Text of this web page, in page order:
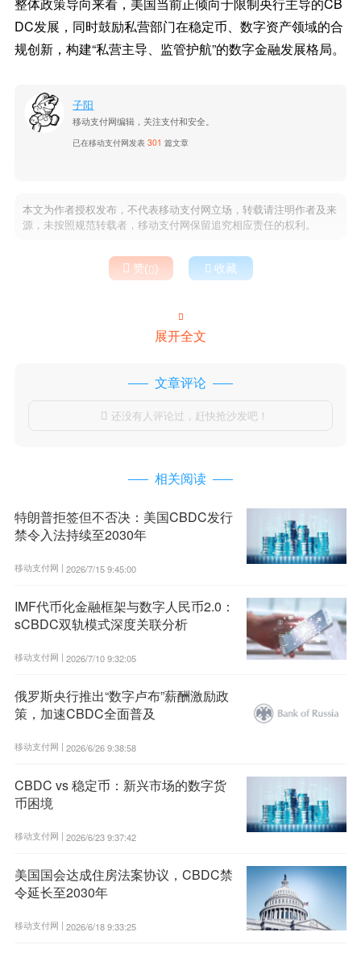
DC发展，同时鼓励私营部门在稳定币、数字资产领域的合
规创新，构建“私营主导、监管护航”的数字金融发展格局。
子阳
移动支付网编辑，关注支付和安全。
已在移动支付网发表301 篇文章
本文为作者授权发布，不代表移动支付网立场，转载请注明作者及来
源，未按照规范转载者，移动支付网保留追究相应责任的权利。
 赞()  收藏

展开全文
文章评论
 还没有人评论过，赶快抢沙发吧！
相关阅读
特朗普拒签但不否决：美国CBDC发行
禁令入法持续至2030年
移动支付网 | 2026/7/15 9:45:00
IMF代币化金融框架与数字人民币2.0：
sCBDC双轨模式深度关联分析
移动支付网 | 2026/7/10 9:32:05
俄罗斯央行推出“数字卢布”薪酬激励政
策，加速CBDC全面普及
移动支付网 | 2026/6/26 9:38:58
CBDC vs 稳定币：新兴市场的数字货
币困境
移动支付网 | 2026/6/23 9:37:42
美国国会达成住房法案协议，CBDC禁
令延长至2030年
移动支付网 | 2026/6/18 9:33:25